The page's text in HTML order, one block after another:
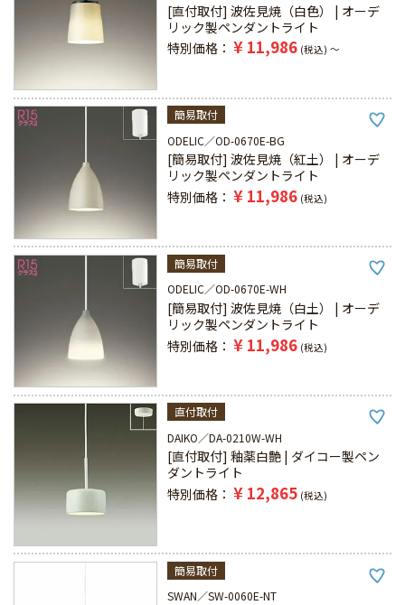
[直付取付] 波佐見焼（白色） | オーデ
リック製ペンダントライト
特別価格
¥ 11,986 税込 〜
簡易取付
ODELIC
OD-0670E-BG
[簡易取付] 波佐見焼（紅土） | オーデ
リック製ペンダントライト
特別価格
¥ 11,986 税込
簡易取付
ODELIC
OD-0670E-WH
[簡易取付] 波佐見焼（白土） | オーデ
リック製ペンダントライト
特別価格
¥ 11,986 税込
直付取付
DAIKO
DA-0210W-WH
[直付取付] 釉薬白艶 | ダイコー製ペン
ダントライト
特別価格
¥ 12,865 税込
簡易取付
SWAN
SW-0060E-NT